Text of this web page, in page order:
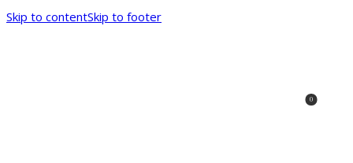
Skip to contentSkip to footer
0